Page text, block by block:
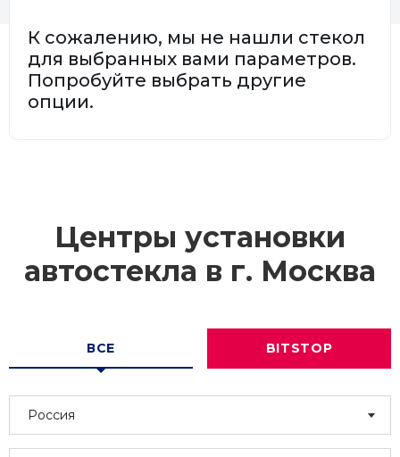
К сожалению, мы не нашли стекол
для выбранных вами параметров.
Попробуйте выбрать другие
опции.
Центры установки
автостекла в г. Москва
ВСЕ BITSTOP
Россия